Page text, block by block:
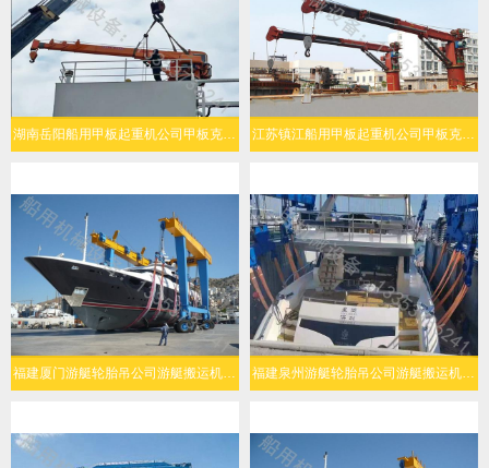
湖南岳阳船用甲板起重机公司甲板克令吊起升能力强 江苏镇江船用甲板起重机公司甲板克令吊操作灵活
福建厦门游艇轮胎吊公司游艇搬运机灵活转向 福建泉州游艇轮胎吊公司游艇搬运机结构可靠